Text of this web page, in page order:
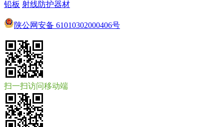
铅板 射线防护器材
陕公网安备 61010302000406号
扫一扫访问移动端